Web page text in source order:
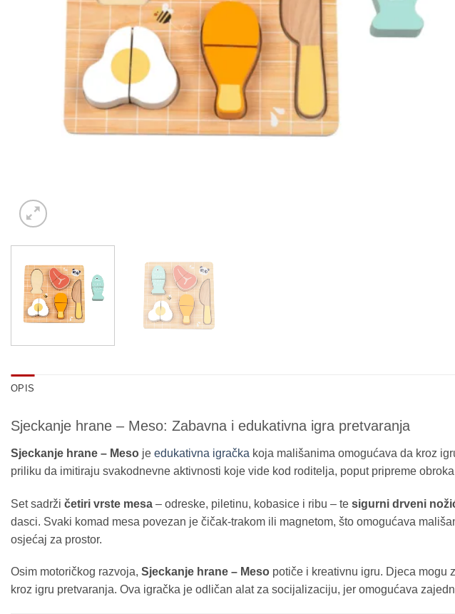
OPIS
Sjeckanje hrane – Meso: Zabavna i edukativna igra pretvaranja
Sjeckanje hrane – Meso je edukativna igračka koja mališanima omogućava da kroz
priliku da imitiraju svakodnevne aktivnosti koje vide kod roditelja, poput pripreme
Set sadrži četiri vrste mesa – odreske, piletinu, kobasice i ribu – te sigurni drveni
dasci. Svaki komad mesa povezan je čičak-trakom ili magnetom, što omogućava
osjećaj za prostor.
Osim motoričkog razvoja, Sjeckanje hrane – Meso potiče i kreativnu igru. Djeca mogu
kroz igru pretvaranja. Ova igračka je odličan alat za socijalizaciju, jer omogućava